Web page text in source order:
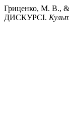
Гриценко, М.
ДИСКУРСІ.